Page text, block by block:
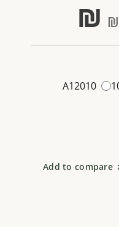
₪
A12010
Add to compare